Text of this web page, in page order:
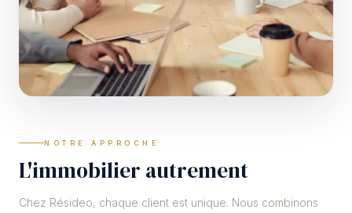
NOTRE APPROCHE
L'immobilier autrement
Chez Résideo, chaque client est unique. Nous combinons